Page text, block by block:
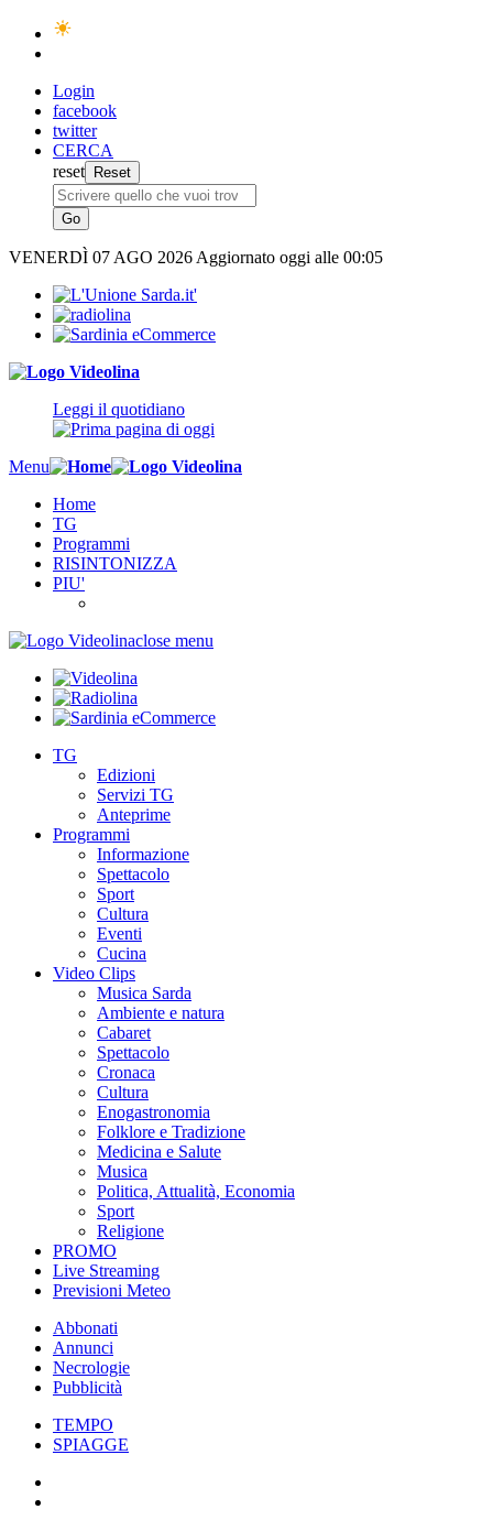
Login
facebook
twitter
CERCA
reset
VENERDÌ 07 AGO 2026 Aggiornato oggi alle 00:05
Leggi il quotidiano
Menu
Home
TG
Programmi
RISINTONIZZA
PIU'
close menu
TG
Edizioni
Servizi TG
Anteprime
Programmi
Informazione
Spettacolo
Sport
Cultura
Eventi
Cucina
Video Clips
Musica Sarda
Ambiente e natura
Cabaret
Spettacolo
Cronaca
Cultura
Enogastronomia
Folklore e Tradizione
Medicina e Salute
Musica
Politica, Attualità, Economia
Sport
Religione
PROMO
Live Streaming
Previsioni Meteo
Abbonati
Annunci
Necrologie
Pubblicità
TEMPO
SPIAGGE